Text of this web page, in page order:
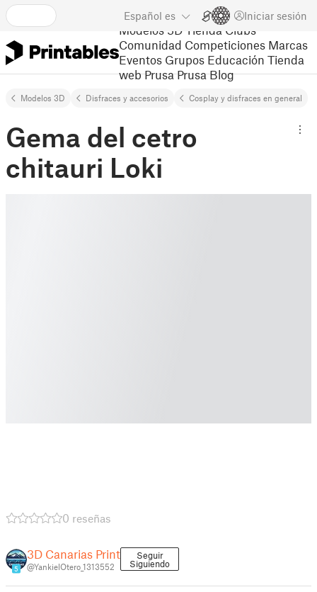
Español es Iniciar sesión
Modelos 3D Tienda Clubs
Comunidad Competiciones Marcas
Eventos Grupos Educación Tienda
web Prusa Prusa Blog
Modelos 3D Disfraces y accesorios Cosplay y disfraces en general
Gema del cetro
chitauri Loki
0 reseñas
5
3D Canarias Print
@YankielOtero_1313552
Seguir
Siguiendo